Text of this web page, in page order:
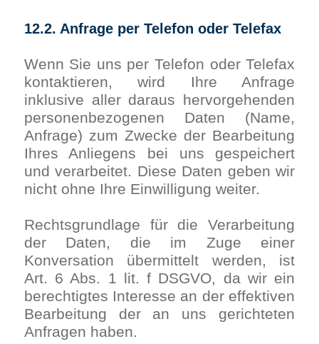
12.2. Anfrage per Telefon oder Telefax
Wenn Sie uns per Telefon oder Telefax
kontaktieren, wird Ihre Anfrage
inklusive aller daraus hervorgehenden
personenbezogenen Daten (Name,
Anfrage) zum Zwecke der Bearbeitung
Ihres Anliegens bei uns gespeichert
und verarbeitet. Diese Daten geben wir
nicht ohne Ihre Einwilligung weiter.
Rechtsgrundlage für die Verarbeitung
der Daten, die im Zuge einer
Konversation übermittelt werden, ist
Art. 6 Abs. 1 lit. f DSGVO, da wir ein
berechtigtes Interesse an der effektiven
Bearbeitung der an uns gerichteten
Anfragen haben.